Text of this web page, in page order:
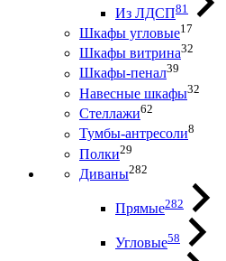
Из ЛДСП81
Шкафы угловые17
Шкафы витрина32
Шкафы-пенал39
Навесные шкафы32
Стеллажи62
Тумбы-антресоли8
Полки29
Диваны282
Прямые282
Угловые58